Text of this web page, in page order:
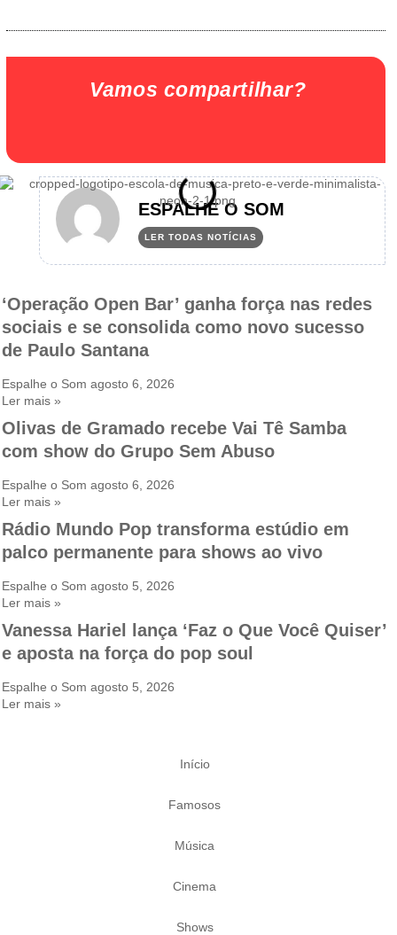
Vamos compartilhar?
ESPALHE O SOM
LER TODAS NOTÍCIAS
‘Operação Open Bar’ ganha força nas redes
sociais e se consolida como novo sucesso
de Paulo Santana
Espalhe o Som agosto 6, 2026
Ler mais »
Olivas de Gramado recebe Vai Tê Samba
com show do Grupo Sem Abuso
Espalhe o Som agosto 6, 2026
Ler mais »
Rádio Mundo Pop transforma estúdio em
palco permanente para shows ao vivo
Espalhe o Som agosto 5, 2026
Ler mais »
Vanessa Hariel lança ‘Faz o Que Você Quiser’
e aposta na força do pop soul
Espalhe o Som agosto 5, 2026
Ler mais »
Início
Famosos
Música
Cinema
Shows